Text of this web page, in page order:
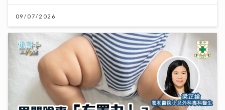
09/07/2026